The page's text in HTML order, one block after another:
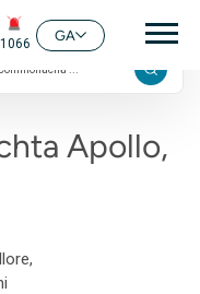
1066
GA
Apollo,